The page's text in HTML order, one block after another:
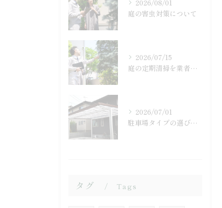
2026/08/01
庭の害虫対策について
2026/07/15
庭の定期清掃を業者に依頼するメリットとは
2026/07/01
駐車場タイプの選び方とは
タグ Tags